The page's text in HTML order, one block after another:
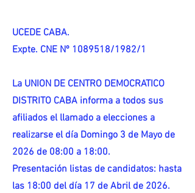
UCEDE CABA.
Expte. CNE Nº 1089518/1982/1
La UNION DE CENTRO DEMOCRATICO
DISTRITO CABA informa a todos sus
afiliados el llamado a elecciones a
realizarse el día Domingo 3 de Mayo de
2026 de 08:00 a 18:00.
Presentación listas de candidatos: hasta
las 18:00 del día 17 de Abril de 2026.